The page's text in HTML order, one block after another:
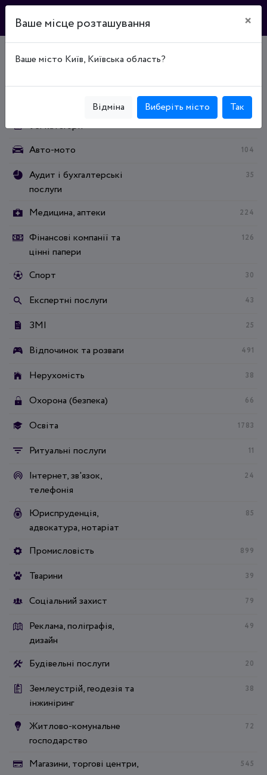
Каталог підприємств
Усі категорії
Авто-мото
104
Аудит і бухгалтерські
послуги
35
Медицина, аптеки 224
Фінансові компанії та
цінні папери
126
Спорт 30
Експертні послуги 43
ЗМІ 25
Відпочинок та розваги 491
Нерухомість 38
Охорона (безпека) 66
Освіта 1783
Ритуальні послуги 11
Інтернет, зв'язок,
телефонія
24
Юриспруденція,
адвокатура, нотаріат
85
Промисловість 899
Тварини 39
Соціальний захист 79
Реклама, поліграфія,
дизайн
49
Будівельні послуги 20
Землеустрій, геодезія та
інжиніринг
38
Житлово-комунальне
господарство
72
Магазини, торгові центри,
545
Ваше місце розташування ×
Ваше місто Київ, Київська область?
Відміна Виберіть місто Так